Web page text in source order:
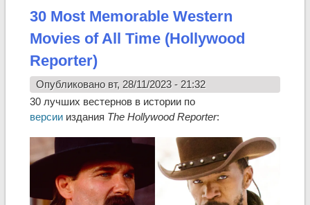
30 Most Memorable Western
Movies of All Time (Hollywood
Reporter)
Опубликовано вт, 28/11/2023 - 21:32
30 лучших вестернов в истории по
версиииздания The Hollywood Reporter: